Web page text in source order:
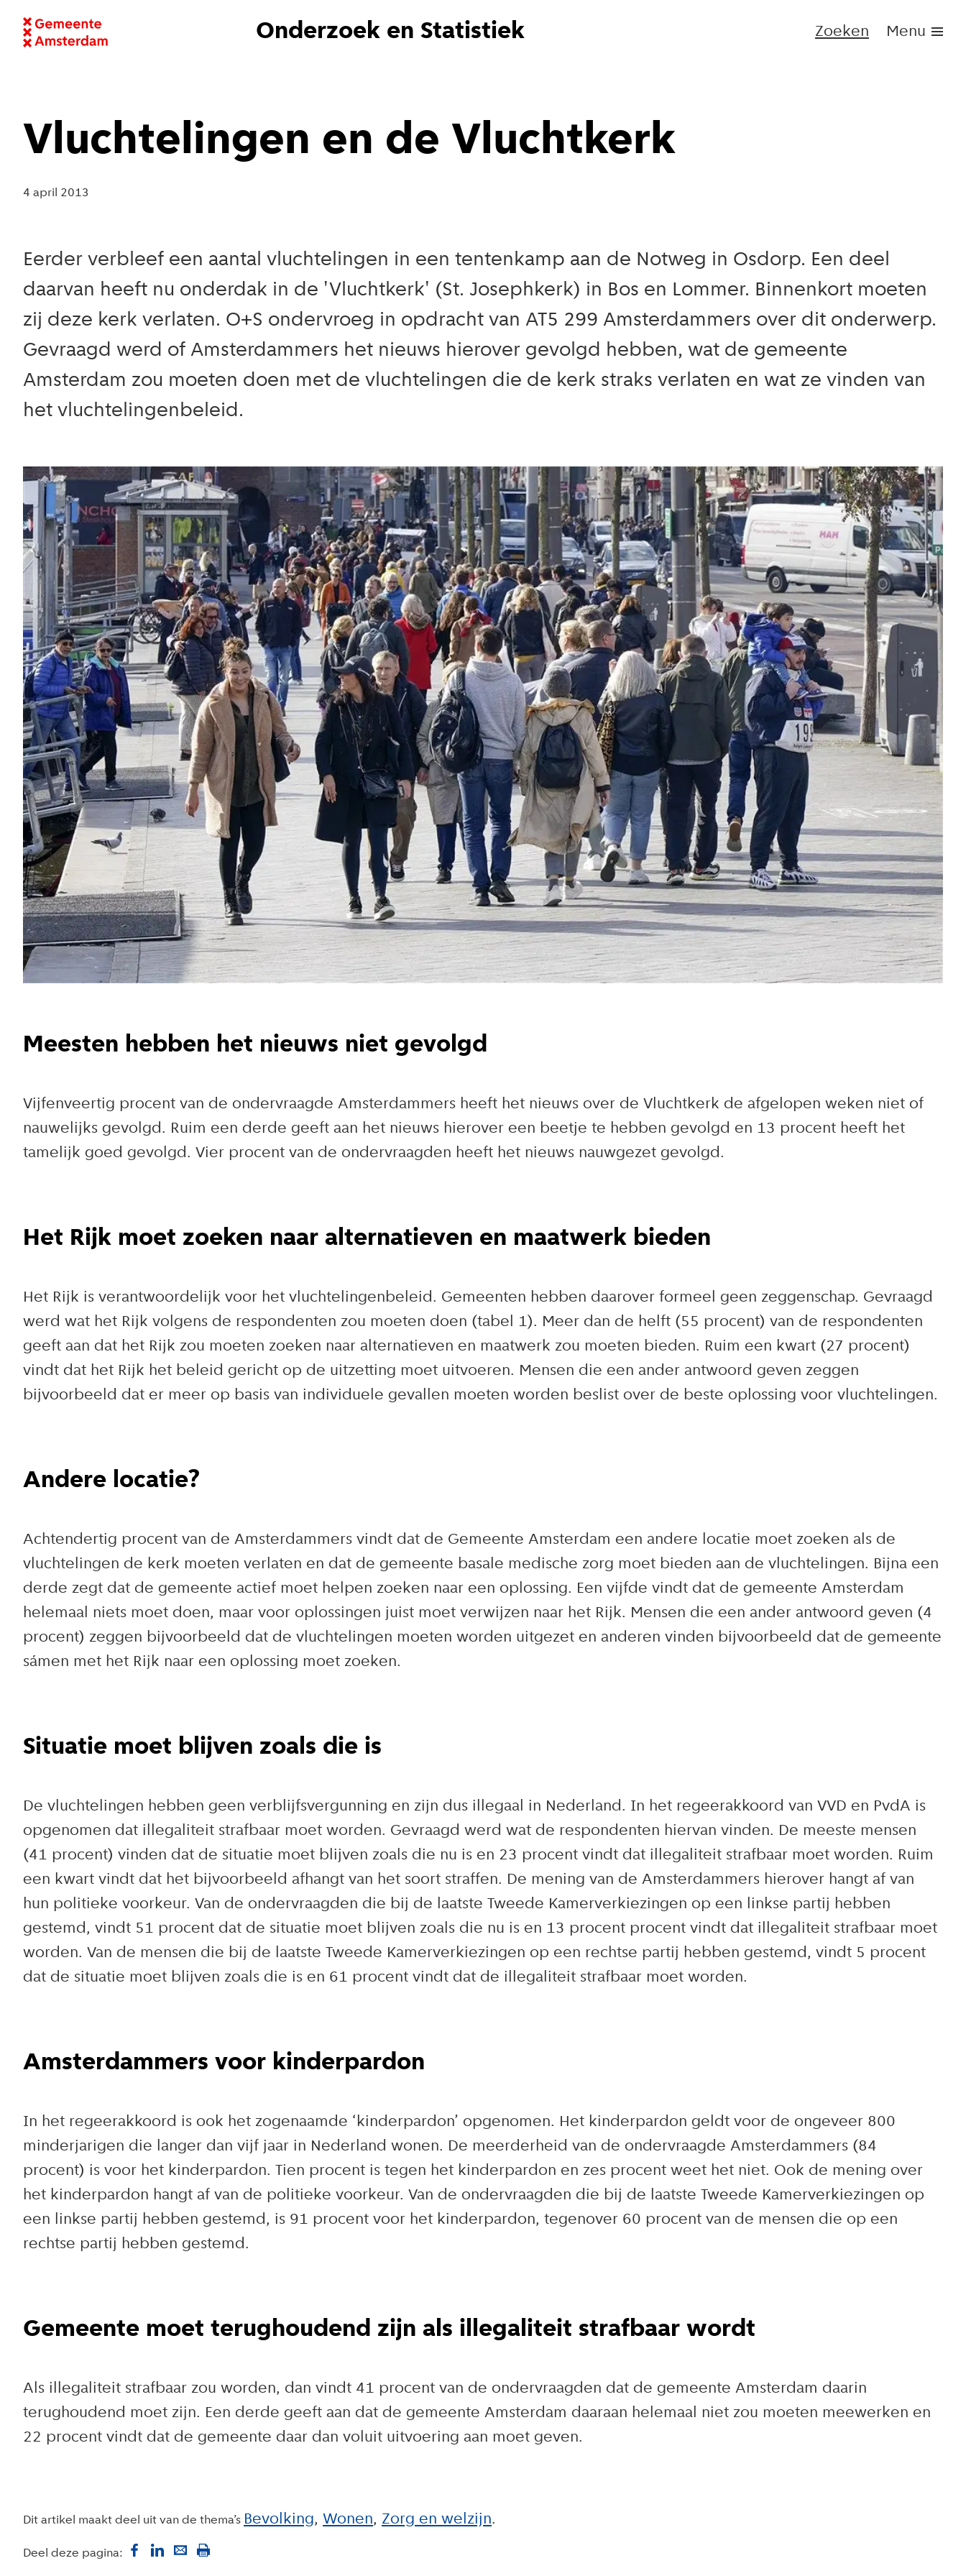
Onderzoek en Statistiek Zoeken Menu
Vluchtelingen en de Vluchtkerk
4 april 2013
Eerder verbleef een aantal vluchtelingen in een tentenkamp aan de Notweg in Osdorp. Een deel
daarvan heeft nu onderdak in de 'Vluchtkerk' (St. Josephkerk) in Bos en Lommer. Binnenkort moeten
zij deze kerk verlaten. O+S ondervroeg in opdracht van AT5 299 Amsterdammers over dit onderwerp.
Gevraagd werd of Amsterdammers het nieuws hierover gevolgd hebben, wat de gemeente
Amsterdam zou moeten doen met de vluchtelingen die de kerk straks verlaten en wat ze vinden van
het vluchtelingenbeleid.
Meesten hebben het nieuws niet gevolgd
Vijfenveertig procent van de ondervraagde Amsterdammers heeft het nieuws over de Vluchtkerk de afgelopen weken niet of
nauwelijks gevolgd. Ruim een derde geeft aan het nieuws hierover een beetje te hebben gevolgd en 13 procent heeft het
tamelijk goed gevolgd. Vier procent van de ondervraagden heeft het nieuws nauwgezet gevolgd.
Het Rijk moet zoeken naar alternatieven en maatwerk bieden
Het Rijk is verantwoordelijk voor het vluchtelingenbeleid. Gemeenten hebben daarover formeel geen zeggenschap. Gevraagd
werd wat het Rijk volgens de respondenten zou moeten doen (tabel 1). Meer dan de helft (55 procent) van de respondenten
geeft aan dat het Rijk zou moeten zoeken naar alternatieven en maatwerk zou moeten bieden. Ruim een kwart (27 procent)
vindt dat het Rijk het beleid gericht op de uitzetting moet uitvoeren. Mensen die een ander antwoord geven zeggen
bijvoorbeeld dat er meer op basis van individuele gevallen moeten worden beslist over de beste oplossing voor vluchtelingen.
Andere locatie?
Achtendertig procent van de Amsterdammers vindt dat de Gemeente Amsterdam een andere locatie moet zoeken als de
vluchtelingen de kerk moeten verlaten en dat de gemeente basale medische zorg moet bieden aan de vluchtelingen. Bijna een
derde zegt dat de gemeente actief moet helpen zoeken naar een oplossing. Een vijfde vindt dat de gemeente Amsterdam
helemaal niets moet doen, maar voor oplossingen juist moet verwijzen naar het Rijk. Mensen die een ander antwoord geven (4
procent) zeggen bijvoorbeeld dat de vluchtelingen moeten worden uitgezet en anderen vinden bijvoorbeeld dat de gemeente
sámen met het Rijk naar een oplossing moet zoeken.
Situatie moet blijven zoals die is
De vluchtelingen hebben geen verblijfsvergunning en zijn dus illegaal in Nederland. In het regeerakkoord van VVD en PvdA is
opgenomen dat illegaliteit strafbaar moet worden. Gevraagd werd wat de respondenten hiervan vinden. De meeste mensen
(41 procent) vinden dat de situatie moet blijven zoals die nu is en 23 procent vindt dat illegaliteit strafbaar moet worden. Ruim
een kwart vindt dat het bijvoorbeeld afhangt van het soort straffen. De mening van de Amsterdammers hierover hangt af van
hun politieke voorkeur. Van de ondervraagden die bij de laatste Tweede Kamerverkiezingen op een linkse partij hebben
gestemd, vindt 51 procent dat de situatie moet blijven zoals die nu is en 13 procent procent vindt dat illegaliteit strafbaar moet
worden. Van de mensen die bij de laatste Tweede Kamerverkiezingen op een rechtse partij hebben gestemd, vindt 5 procent
dat de situatie moet blijven zoals die is en 61 procent vindt dat de illegaliteit strafbaar moet worden.
Amsterdammers voor kinderpardon
In het regeerakkoord is ook het zogenaamde ‘kinderpardon’ opgenomen. Het kinderpardon geldt voor de ongeveer 800
minderjarigen die langer dan vijf jaar in Nederland wonen. De meerderheid van de ondervraagde Amsterdammers (84
procent) is voor het kinderpardon. Tien procent is tegen het kinderpardon en zes procent weet het niet. Ook de mening over
het kinderpardon hangt af van de politieke voorkeur. Van de ondervraagden die bij de laatste Tweede Kamerverkiezingen op
een linkse partij hebben gestemd, is 91 procent voor het kinderpardon, tegenover 60 procent van de mensen die op een
rechtse partij hebben gestemd.
Gemeente moet terughoudend zijn als illegaliteit strafbaar wordt
Als illegaliteit strafbaar zou worden, dan vindt 41 procent van de ondervraagden dat de gemeente Amsterdam daarin
terughoudend moet zijn. Een derde geeft aan dat de gemeente Amsterdam daaraan helemaal niet zou moeten meewerken en
22 procent vindt dat de gemeente daar dan voluit uitvoering aan moet geven.
Dit artikel maakt deel uit van de thema’s Bevolking Wonen Zorg en welzijn
Deel deze pagina: